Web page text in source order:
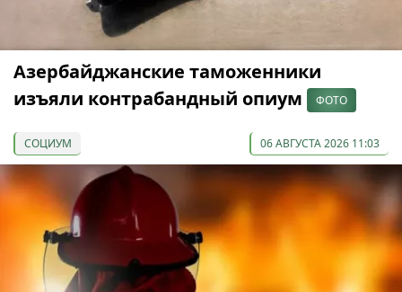
Азербайджанские таможенники
изъяли контрабандный опиум
ФОТО
СОЦИУМ 06 АВГУСТА 2026 11:03